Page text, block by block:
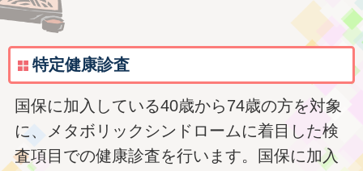
特定健康診査
国保に加入している40歳から74歳の方を対象
に、メタボリックシンドロームに着目した検
査項目での健康診査を行います。国保に加入